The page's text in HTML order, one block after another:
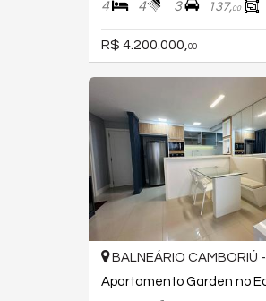
4 4 3 137,00
R$ 4.200.000, 00
BALNEÁRIO CAMBORIÚ -